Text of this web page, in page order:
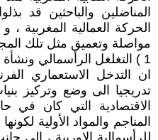
المناضلين والباحثين قد
الحركة العمالية المغربية
مواصلة وتعميق مثل تلك
1 ) التغلغل الرأسمالي ونشأة الطبقة العاملة المغربية :
ان التدخل الاستعماري
تدريجيا الى وضع وتركيز
الاقتصادية التي كان في
المناجم والمواد الأولية